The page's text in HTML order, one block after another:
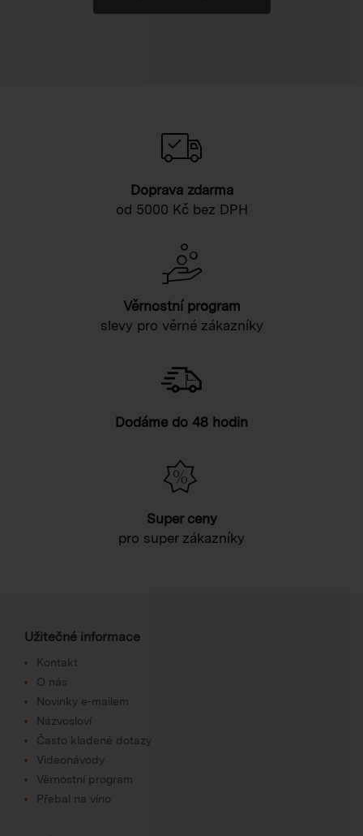
Doprava zdarma
od 5000 Kč bez DPH
Věrnostní program
slevy pro věrné zákazníky
Dodáme do 48 hodin
Super ceny
pro super zákazníky
Užitečné informace
Kontakt
O nás
Novinky e-mailem
Názvosloví
Často kladené dotazy
Videonávody
Věrnostní program
Přebal na víno